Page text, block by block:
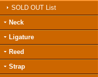
SOLD OUT List
Neck
Ligature
Reed
Strap